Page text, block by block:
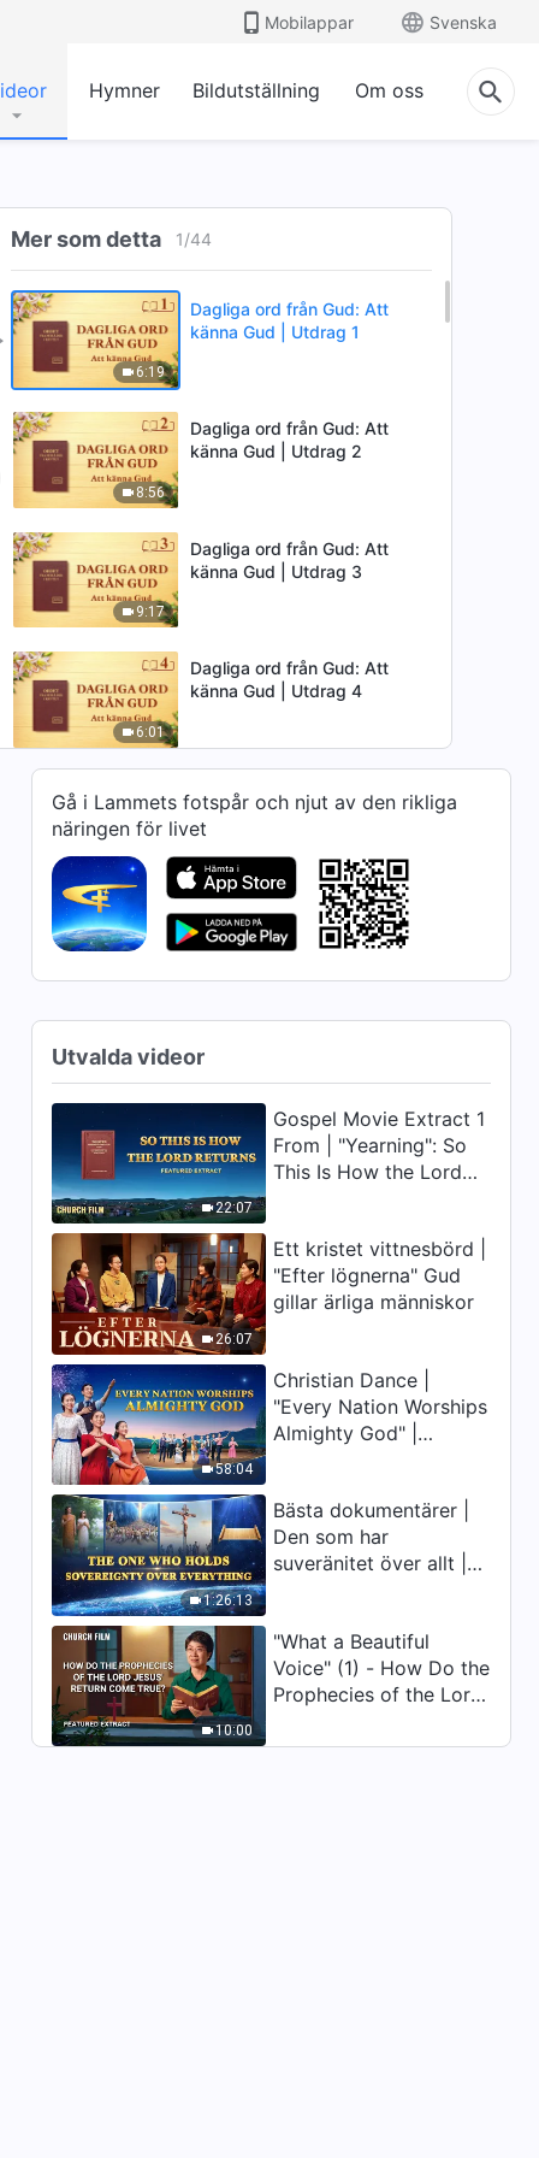
Mobilappar Svenska
Hymner Bildutställning Om oss
Mer som detta 1/44
6:19
Dagliga ord från Gud: Att
känna Gud | Utdrag 1
8:56
Dagliga ord från Gud: Att
känna Gud | Utdrag 2
9:17
Dagliga ord från Gud: Att
känna Gud | Utdrag 3
6:01
Dagliga ord från Gud: Att
känna Gud | Utdrag 4
Dagliga ord från Gud: Att
känna Gud | Utdrag 6
Dagliga ord från Gud: Att
känna Gud | Utdrag 8
Dagliga ord från Gud: Att
känna Gud | Utdrag 9
16:56
Dagliga ord från Gud: Att
känna Gud | Utdrag 10
19:03
Dagliga ord från Gud: Att
känna Gud | Utdrag 11
6:40
Dagliga ord från Gud: Att
känna Gud | Utdrag 12
6:42
Dagliga ord från Gud: Att
känna Gud | Utdrag 14
12:33
Dagliga ord från Gud: Att
känna Gud | Utdrag 16
Dagliga ord från Gud: Att
Gå i Lammets fotspår och njut av den rikliga
näringen för livet
Utvalda videor
22:07
Gospel Movie Extract 1
From | "Yearning": So
This Is How the Lord
26:07
Ett kristet vittnesbörd |
"Efter lögnerna" Gud
gillar ärliga människor
58:04
Christian Dance |
"Every Nation Worships
Almighty God" |
1:26:13
Bästa dokumentärer |
Den som har
suveränitet över allt |
10:00
"What a Beautiful
Voice" (1) - How Do the
Prophecies of the Lord
True